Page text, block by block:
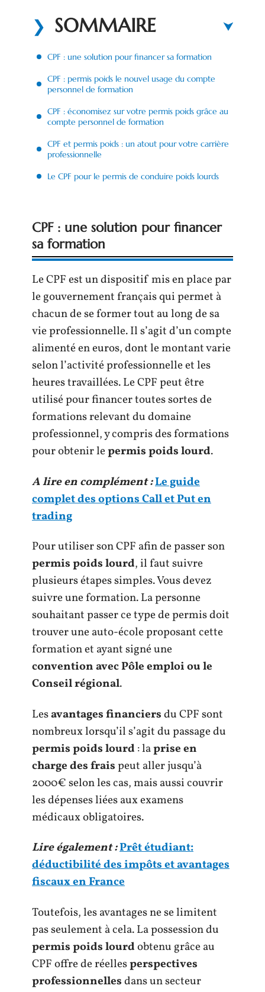
SOMMAIRE
CPF : une solution pour financer sa formation
CPF : permis poids le nouvel usage du compte
personnel de formation
CPF : économisez sur votre permis poids grâce au
compte personnel de formation
CPF et permis poids : un atout pour votre carrière
professionnelle
Le CPF pour le permis de conduire poids lourds
CPF : une solution pour financer
sa formation
Le CPF est un dispositif mis en place par
le gouvernement français qui permet à
chacun de se former tout au long de sa
vie professionnelle. Il s’agit d’un compte
alimenté en euros, dont le montant varie
selon l’activité professionnelle et les
heures travaillées. Le CPF peut être
utilisé pour financer toutes sortes de
formations relevant du domaine
professionnel, y compris des formations
pour obtenir lepermis poids lourd.
A lire en complément :Le guide
complet des options Call et Put en
trading
Pour utiliser son CPF afin de passer son
permis poids lourd, il faut suivre
plusieurs étapes simples. Vous devez
suivre une formation. La personne
souhaitant passer ce type de permis doit
trouver une auto-école proposant cette
formation et ayant signé une
convention avec Pôle emploi ou le
Conseil régional.
Lesavantages financiersdu CPF sont
nombreux lorsqu’il s’agit du passage du
permis poids lourd : laprise en
charge des fraispeut aller jusqu’à
2000€ selon les cas, mais aussi couvrir
les dépenses liées aux examens
médicaux obligatoires.
Lire également :Prêt étudiant:
déductibilité des impôts et avantages
fiscaux en France
Toutefois, les avantages ne se limitent
pas seulement à cela. La possession du
permis poids lourdobtenu grâce au
CPF offre de réellesperspectives
professionnellesdans un secteur